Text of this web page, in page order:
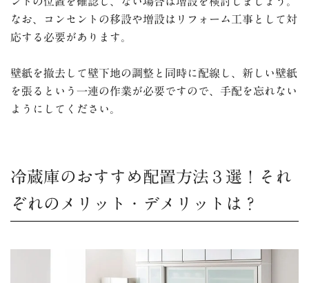
なお、コンセントの移設や増設はリフォーム工事として対
応する必要があります。
壁紙を撤去して壁下地の調整と同時に配線し、新しい壁紙
を張るという一連の作業が必要ですので、手配を忘れない
ようにしてください。
冷蔵庫のおすすめ配置方法３選！それ
ぞれのメリット・デメリットは？